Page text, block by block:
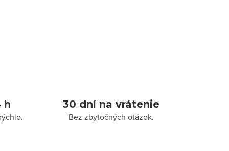
h 30 dní na vrátenie
Bez zbytočných otázok.